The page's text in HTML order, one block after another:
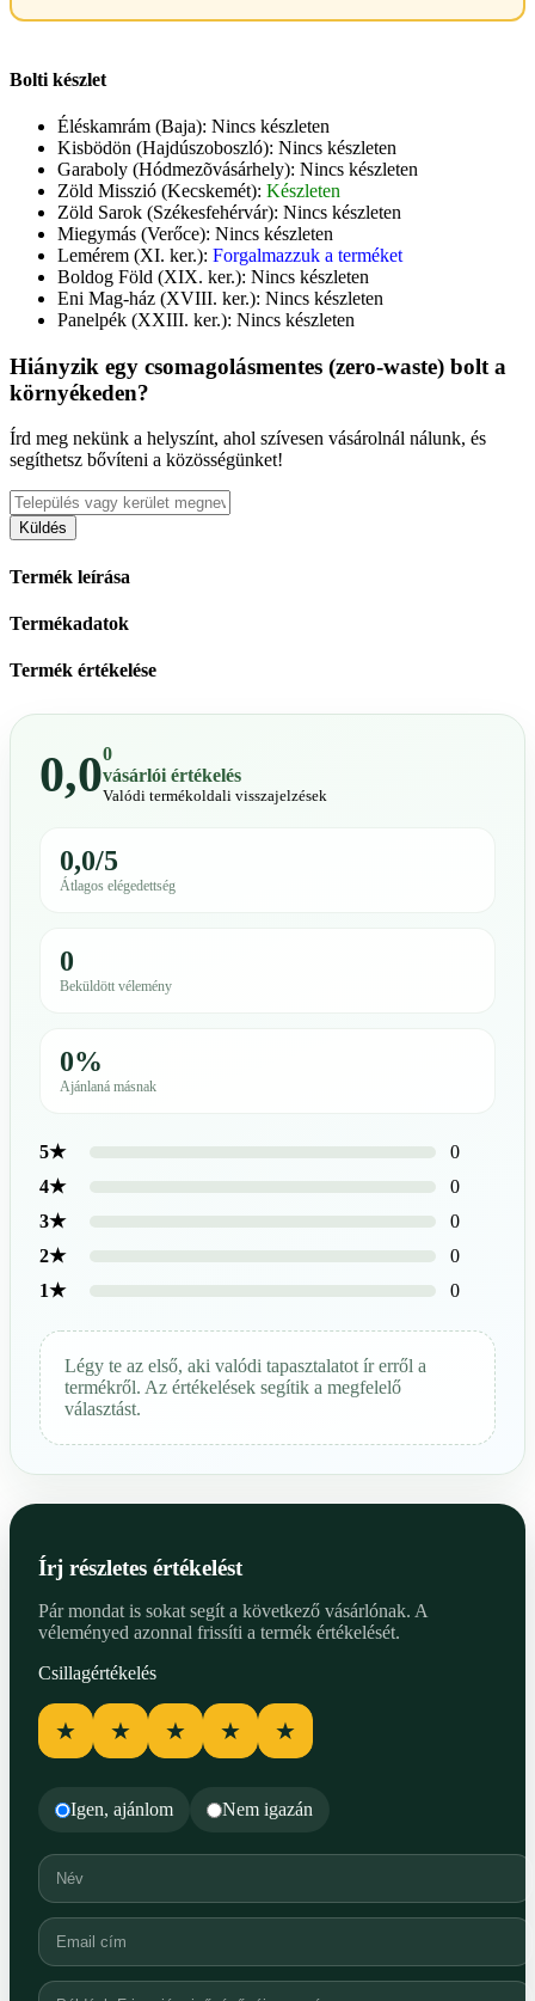
Bolti készlet
Éléskamrám (Baja): Nincs készleten
Kisbödön (Hajdúszoboszló): Nincs készleten
Garaboly (Hódmezõvásárhely): Nincs készleten
Zöld Misszió (Kecskemét): Készleten
Zöld Sarok (Székesfehérvár): Nincs készleten
Miegymás (Verőce): Nincs készleten
Lemérem (XI. ker.): Forgalmazzuk a terméket
Boldog Föld (XIX. ker.): Nincs készleten
Eni Mag-ház (XVIII. ker.): Nincs készleten
Panelpék (XXIII. ker.): Nincs készleten
Hiányzik egy csomagolásmentes (zero-waste) bolt a
környékeden?
Írd meg nekünk a helyszínt, ahol szívesen vásárolnál nálunk, és
segíthetsz bővíteni a közösségünket!
Küldés
Termék leírása
Termékadatok
Termék értékelése
0,00
vásárlói értékelés
Valódi termékoldali visszajelzések
0,0/5
Átlagos elégedettség
0
Beküldött vélemény
0%
Ajánlaná másnak
5★
0
4★
0
3★
0
2★
0
1★
0
Légy te az első, aki valódi tapasztalatot ír erről a
termékről. Az értékelések segítik a megfelelő
választást.
Írj részletes értékelést
Pár mondat is sokat segít a következő vásárlónak. A
véleményed azonnal frissíti a termék értékelését.
Csillagértékelés
★ ★ ★ ★ ★
Igen, ajánlom Nem igazán